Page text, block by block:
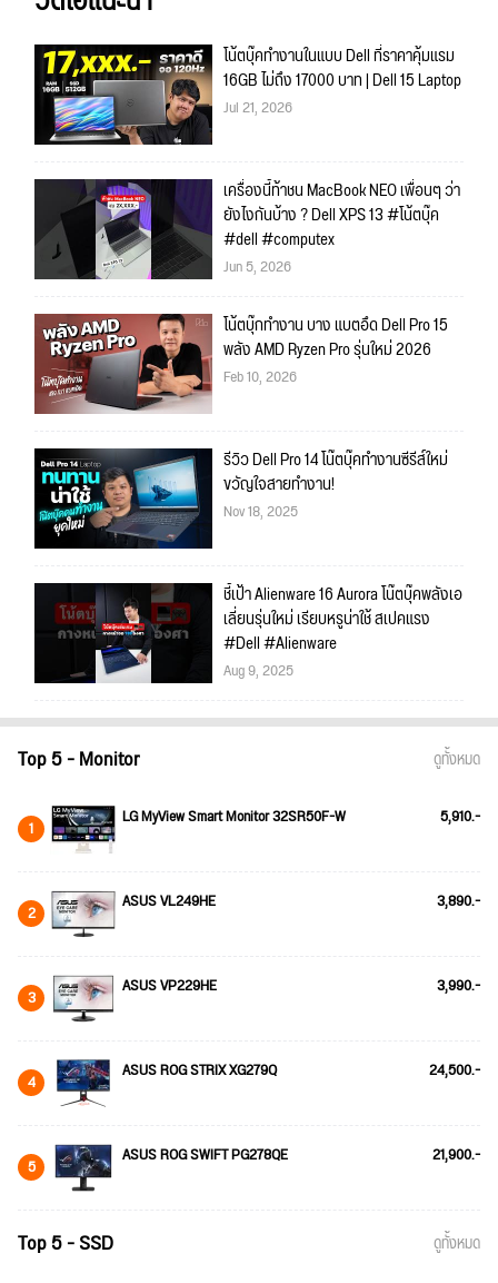
โน้ตบุ๊คทำงานในแบบ Dell ที่ราคาคุ้มแรม
16GB ไม่ถึง 17000 บาท | Dell 15 Laptop
Jul 21, 2026
เครื่องนี้ท้าชน MacBook NEO เพื่อนๆ ว่า
ยังไงกันบ้าง ? Dell XPS 13 #โน้ตบุ๊ค
#dell #computex
Jun 5, 2026
โน้ตบุ๊กทำงาน บาง แบตอึด Dell Pro 15
พลัง AMD Ryzen Pro รุ่นใหม่ 2026
Feb 10, 2026
รีวิว Dell Pro 14 โน๊ตบุ๊คทำงานซีรีส์ใหม่
ขวัญใจสายทำงาน!
Nov 18, 2025
ชี้เป้า Alienware 16 Aurora โน๊ตบุ๊คพลังเอ
เลี่ยนรุ่นใหม่ เรียบหรูน่าใช้ สเปคแรง
#Dell #Alienware
Aug 9, 2025
Top 5 - Monitor ดูทั้งหมด
1 LG MyView Smart Monitor 32SR50F-W 5,910.-
2 ASUS VL249HE 3,890.-
3 ASUS VP229HE 3,990.-
4 ASUS ROG STRIX XG279Q 24,500.-
5 ASUS ROG SWIFT PG278QE 21,900.-
Top 5 - SSD ดูทั้งหมด